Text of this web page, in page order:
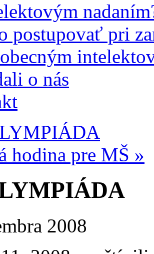
postupovať pri
o nás
hodina pre MŠ »
2008